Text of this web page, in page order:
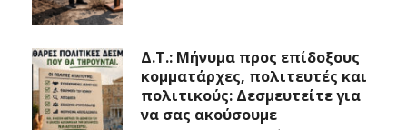
Δ.Τ.: Μήνυμα προς επίδοξους
κομματάρχες, πολιτευτές και
πολιτικούς: Δεσμευτείτε για
να σας ακούσουμε